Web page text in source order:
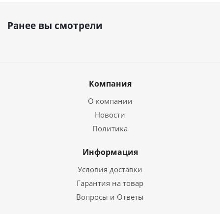
Ранее вы смотрели
Компания
О компании
Новости
Политика
Информация
Условия доставки
Гарантия на товар
Вопросы и Ответы